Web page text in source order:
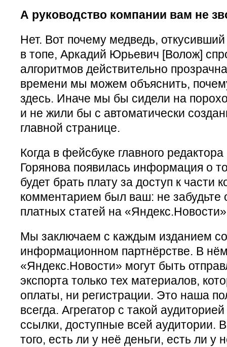
А руководство компании вам не
Нет. Вот почему медведь, откусивший
в топе, Аркадий Юрьевич [Волож]
алгоритмов действительно
времени мы можем объяснить,
здесь. Иначе мы бы сидели на
и не жили бы с автоматически
главной странице.
Когда в фейсбуке главного
Горянова появилась информация о
будет брать плату за доступ к части
комментарием был ваш: не забудьте
платных статей на
Мы заключаем с каждым изданием
информационном партнёрстве. В
«Яндекс.Новости» могут быть
экспорта только тех материалов,
оплаты, ни регистрации. Это наша
всегда. Агрегатор с такой
ссылки, доступные всей аудитории.
того, есть ли у неё деньги, есть ли у